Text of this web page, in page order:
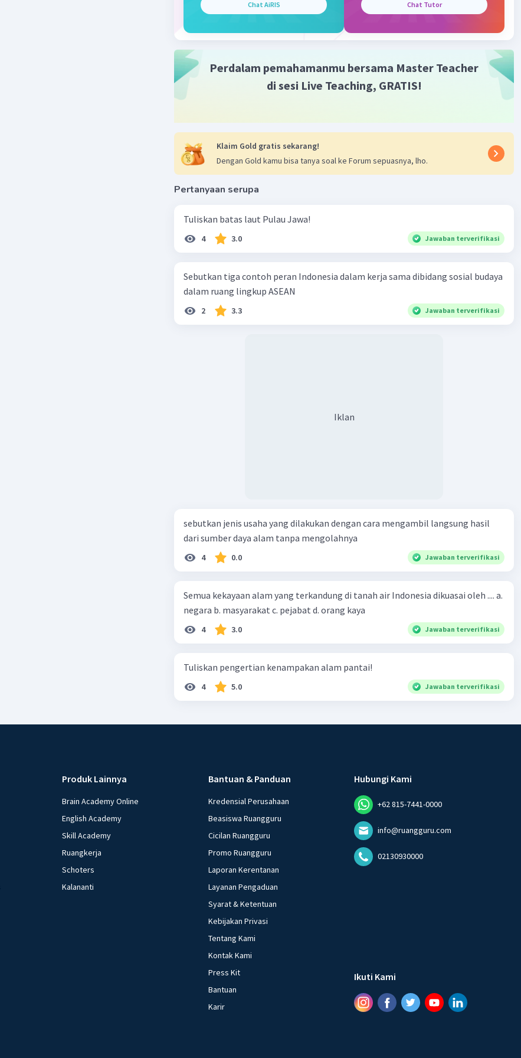
Chat AiRIS Chat Tutor
Perdalam pemahamanmu bersama Master Teacher
di sesi Live Teaching, GRATIS!
Klaim Gold gratis sekarang!
Dengan Gold kamu bisa tanya soal ke Forum sepuasnya, lho.
Pertanyaan serupa
Tuliskan batas laut Pulau Jawa!
4 3.0 Jawaban terverifikasi
Sebutkan tiga contoh peran Indonesia dalam kerja sama dibidang sosial budaya
dalam ruang lingkup ASEAN
2 3.3 Jawaban terverifikasi
Iklan
sebutkan jenis usaha yang dilakukan dengan cara mengambil langsung hasil
dari sumber daya alam tanpa mengolahnya
4 0.0 Jawaban terverifikasi
Semua kekayaan alam yang terkandung di tanah air Indonesia dikuasai oleh .... a.
negara b. masyarakat c. pejabat d. orang kaya
4 3.0 Jawaban terverifikasi
Tuliskan pengertian kenampakan alam pantai!
4 5.0 Jawaban terverifikasi
Produk Lainnya
Brain Academy Online
English Academy
Skill Academy
Ruangkerja
Schoters
Kalananti
Bantuan & Panduan
Kredensial Perusahaan
Beasiswa Ruangguru
Cicilan Ruangguru
Promo Ruangguru
Laporan Kerentanan
Layanan Pengaduan
Syarat & Ketentuan
Kebijakan Privasi
Tentang Kami
Kontak Kami
Press Kit
Bantuan
Karir
Hubungi Kami
+62 815-7441-0000
info@ruangguru.com
02130930000
Ikuti Kami